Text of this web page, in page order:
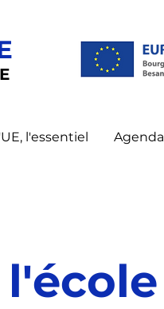
l'essentiel Agenda